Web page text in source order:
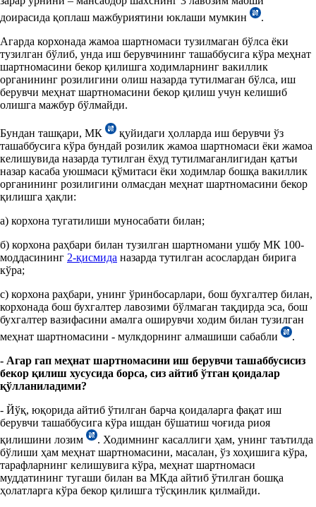
доирасида қоплаш мажбуриятини юклаши мумкин
.
Агарда корхонада жамоа шартномаси тузилмаган бўлса ёки
тузилган бўлиб, унда иш берувчининг ташаббусига кўра меҳнат
шартномасини бекор қилишга ходимларнинг вакиллик
органининг розилигини олиш назарда тутилмаган бўлса, иш
берувчи меҳнат шартномасини бекор қилиш учун келишиб
олишга мажбур бўлмайди.
Бундан ташқари, МК
қуйидаги ҳолларда иш берувчи ўз
ташаббусига кўра бундай розилик жамоа шартномаси ёки жамоа
келишувида назарда тутилган ёхуд тутилмаганлигидан қатъи
назар касаба уюшмаси қўмитаси ёки ходимлар бошқа вакиллик
органининг розилигини олмасдан меҳнат шартномасини бекор
қилишга ҳақли:
а) корхона тугатилиши муносабати билан;
б) корхона раҳбари билан тузилган шартномани ушбу МК 100-
моддасининг 2-қисмида назарда тутилган асослардан бирига
кўра;
с) корхона раҳбари, унинг ўринбосарлари, бош бухгалтер билан,
корхонада бош бухгалтер лавозими бўлмаган тақдирда эса, бош
бухгалтер вазифасини амалга оширувчи ходим билан тузилган
меҳнат шартномасини - мулкдорнинг алмашиши сабабли
.
- Агар гап меҳнат шартномасини иш берувчи ташаббусисиз
бекор қилиш хусусида борса, сиз айтиб ўтган қоидалар
қўлланиладими?
- Йўқ, юқорида айтиб ўтилган барча қоидаларга фақат иш
берувчи ташаббусига кўра ишдан бўшатиш чоғида риоя
қилишини лозим
. Ходимнинг касаллиги ҳам, унинг таътилда
бўлиши ҳам меҳнат шартномасини, масалан, ўз хоҳишига кўра,
тарафларнинг келишувига кўра, меҳнат шартномаси
муддатининг тугаши билан ва МКда айтиб ўтилган бошқа
ҳолатларга кўра бекор қилишга тўсқинлик қилмайди.